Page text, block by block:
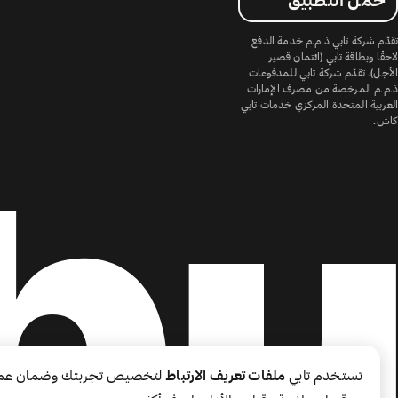
تقدّم شركة تابي ذ.م.م خدمة الدفع
لاحقًا وبطاقة تابي (ائتمان قصير
الأجل). تقدّم شركة تابي للمدفوعات
ذ.م.م المرخصة من مصرف الإمارات
العربية المتحدة المركزي خدمات تابي
كاش.
تستخدم تابي ملفات تعريف الارتباطلتخصيص تجربتك وضمان